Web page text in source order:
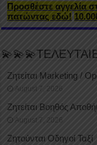
Προσθέστε αγγελία
πατώντας εδώ!
Ζητείται Marketing /
August 7, 2026
Ζητείται Βοηθός
August 7, 2026
Ζητούνται Οδηγοί Ταξί